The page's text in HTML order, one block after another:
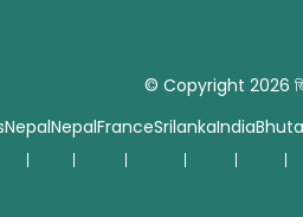
© Copyright 2026
NepalNepalFranceSrilankaIndia